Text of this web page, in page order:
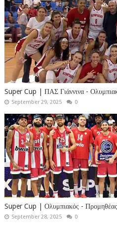
Super Cup | ΠΑΣ Γιάννινα -
September 29, 2025 0
Super Cup | Ολυμπιακός -
September 28, 2025 0